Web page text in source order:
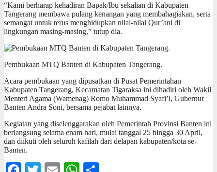
“Kami berharap kehadiran Bapak/Ibu sekalian di Kabupaten
Tangerang membawa pulang kenangan yang membahagiakan, serta
semangat untuk terus menghidupkan nilai-nilai Qur’ani di
lingkungan masing-masing,” tutup dia.
Pembukaan MTQ Banten di Kabupaten Tangerang.
Acara pembukaan yang dipusatkan di Pusat Pemerintahan
Kabupaten Tangerang, Kecamatan Tigaraksa ini dihadiri oleh Wakil
Menteri Agama (Wamenag) Romo Muhammad Syafi’i, Gubernur
Banten Andra Soni, bersama pejabat lainnya.
Kegiatan yang diselenggarakan oleh Pemerintah Provinsi Banten ini
berlangsung selama enam hari, mulai tanggal 25 hingga 30 April,
dan diikuti oleh seluruh kafilah dari delapan kabupaten/kota se-
Banten.